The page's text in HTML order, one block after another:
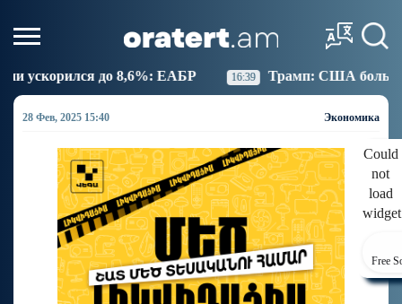
ЕАБР 16:39 Трамп: США больше не намерены вести
28 Фев, 2025 15:40 Экономика
Could
not
load
Free